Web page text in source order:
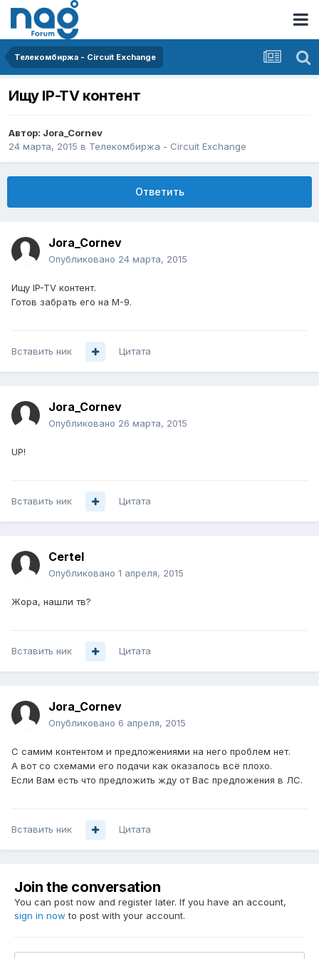
Телекомбиржа - Circuit Exchange
Ищу IP-TV контент
Автор: Jora_Cornev
24 марта, 2015 в Телекомбиржа - Circuit Exchange
Ответить
Jora_Cornev
Опубликовано 24 марта, 2015
Ищу IP-TV контент.
Готов забрать его на М-9.
Вставить ник Цитата
Jora_Cornev
Опубликовано 26 марта, 2015
UP!
Вставить ник Цитата
Certel
Опубликовано 1 апреля, 2015
Жора, нашли тв?
Вставить ник Цитата
Jora_Cornev
Опубликовано 6 апреля, 2015
С самим контентом и предложениями на него проблем нет.
А вот со схемами его подачи как оказалось всё плохо.
Если Вам есть что предложить жду от Вас предложения в ЛС.
Вставить ник Цитата
Join the conversation
You can post now and register later. If you have an account,
sign in now to post with your account.